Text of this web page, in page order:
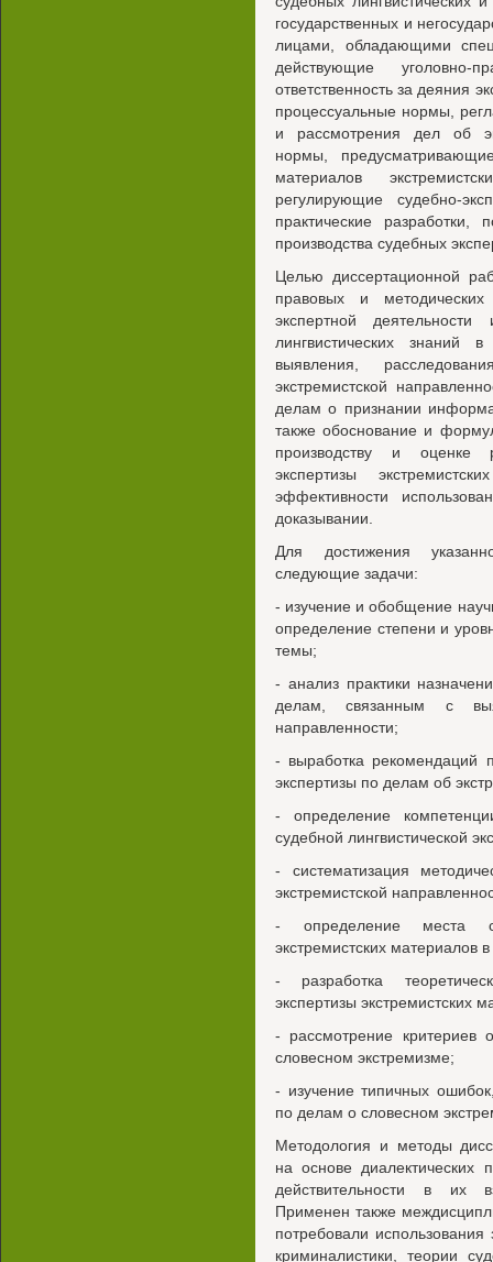
государственных и
лицами, обладающими
действующие уголовно-
ответственность за деяния
процессуальные нормы,
и рассмотрения дел об
нормы,
материалов
регулирующие судебно-
практические
производства судебных
Целью диссертационной
правовых и методических
экспертной
лингвистических знаний
выявления,
экстремистской
делам о признании
также обоснование и
производству и оценке
экспертизы
эффективности
доказывании.
Для достижения
следующие задачи:
- изучение и обобщение
определение степени и
темы;
- анализ практики
делам, связанным с
направленности;
- выработка рекомендаций
экспертизы по делам об
- определение
судебной лингвистической
- систематизация
экстремистской
- определение места
экстремистских материалов
- разработка
экспертизы экстремистских
- рассмотрение критериев
словесном экстремизме;
- изучение типичных
по делам о словесном
Методология и методы
на основе диалектических
действительности в их
Применен также
потребовали
криминалистики, теории